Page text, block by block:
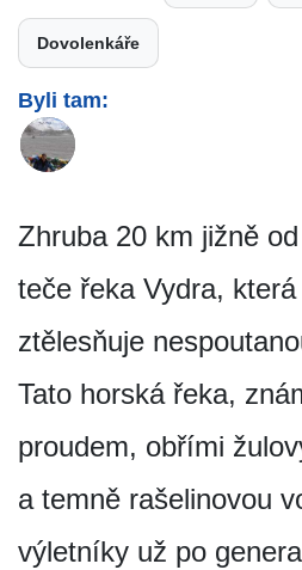
Dovolenkáře
Byli tam:
Zhruba 20 km jižně
teče řeka Vydra,
ztělesňuje
Tato horská řeka,
proudem, obřími
a temně rašelinovou
výletníky už po